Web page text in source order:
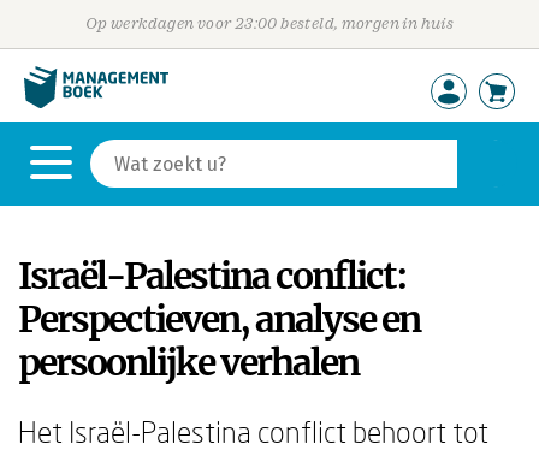
Op werkdagen voor 23:00 besteld, morgen in huis
Israël-Palestina conflict:
Perspectieven, analyse en
persoonlijke verhalen
Het Israël-Palestina conflict behoort tot